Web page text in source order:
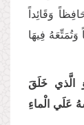
وَقَائِداً
فِیهَا
الَّذي خَلَقَ
عَلَي الْماءِ